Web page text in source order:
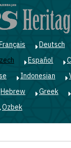
Deutsch
Español
Indonesian
Hebrew Greek
Ozbek